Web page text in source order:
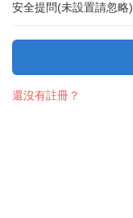
安全提問(未設置請忽略)
還沒有註冊？